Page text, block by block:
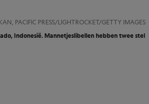
PACIFIC PRESS/LIGHTROCKET/GETTY IMAGES
Indonesië. Mannetjeslibellen hebben twee stel